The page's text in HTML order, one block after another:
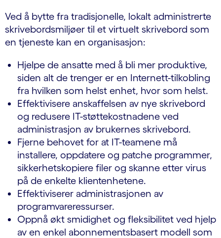
Ved å bytte fra tradisjonelle, lokalt administrerte
skrivebordsmiljøer til et virtuelt skrivebord som
en tjeneste kan en organisasjon:
Hjelpe de ansatte med å bli mer produktive,
siden alt de trenger er en Internett-tilkobling
fra hvilken som helst enhet, hvor som helst.
Effektivisere anskaffelsen av nye skrivebord
og redusere IT-støttekostnadene ved
administrasjon av brukernes skrivebord.
Fjerne behovet for at IT-teamene må
installere, oppdatere og patche programmer,
sikkerhetskopiere filer og skanne etter virus
på de enkelte klientenhetene.
Effektiviserer administrasjonen av
programvareressurser.
Oppnå økt smidighet og fleksibilitet ved hjelp
av en enkel abonnementsbasert modell som